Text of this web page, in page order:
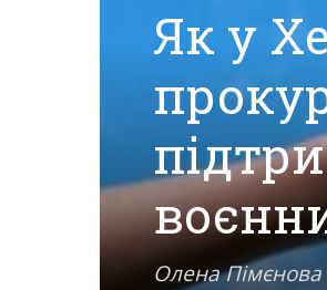
Як у
Олена Пімєнова